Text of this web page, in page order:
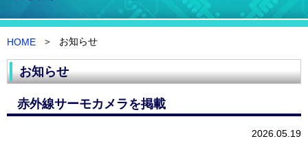
HOME お知らせ
お知らせ
赤外線サーモカメラを掲載
2026.05.19